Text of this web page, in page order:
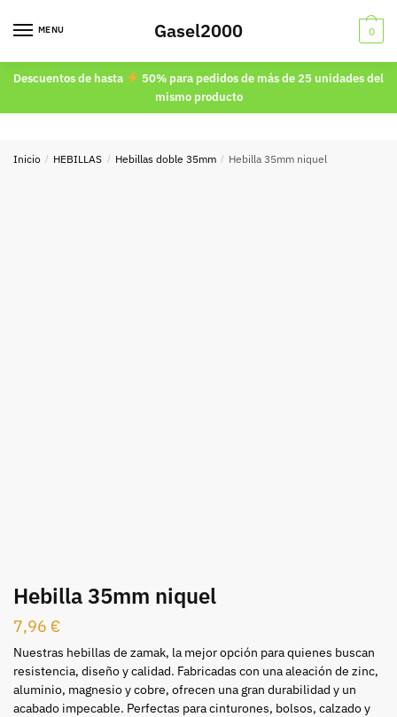
MENU Gasel2000 0
Descuentos de hasta
50% para pedidos de más de 25 unidades del
mismo producto
Inicio / HEBILLAS / Hebillas doble 35mm / Hebilla 35mm niquel
Hebilla 35mm niquel
7,96 €
Nuestras hebillas de zamak, la mejor opción para quienes buscan
resistencia, diseño y calidad. Fabricadas con una aleación de zinc,
aluminio, magnesio y cobre, ofrecen una gran durabilidad y un
acabado impecable. Perfectas para cinturones, bolsos, calzado y